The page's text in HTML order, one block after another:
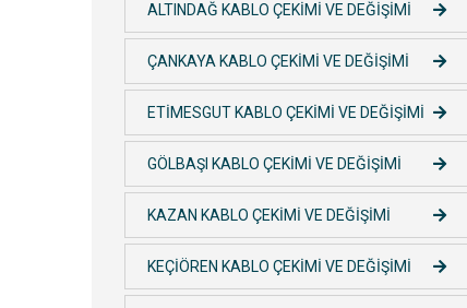
ALTINDAĞ KABLO ÇEKİMİ VE DEĞİŞİMİ
ÇANKAYA KABLO ÇEKİMİ VE DEĞİŞİMİ
ETİMESGUT KABLO ÇEKİMİ VE DEĞİŞİMİ
GÖLBAŞI KABLO ÇEKİMİ VE DEĞİŞİMİ
KAZAN KABLO ÇEKİMİ VE DEĞİŞİMİ
KEÇİÖREN KABLO ÇEKİMİ VE DEĞİŞİMİ